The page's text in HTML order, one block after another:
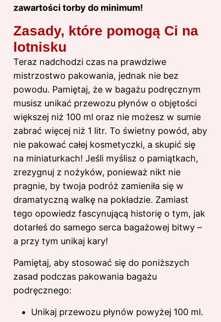
zawartości torby do minimum!
Zasady, które pomogą Ci na
lotnisku
Teraz nadchodzi czas na prawdziwe
mistrzostwo pakowania, jednak nie bez
powodu. Pamiętaj, że w bagażu podręcznym
musisz unikać przewozu płynów o objętości
większej niż 100 ml oraz nie możesz w sumie
zabrać więcej niż 1 litr. To świetny powód, aby
nie pakować całej kosmetyczki, a skupić się
na miniaturkach! Jeśli myślisz o pamiątkach,
zrezygnuj z nożyków, ponieważ nikt nie
pragnie, by twoja podróż zamieniła się w
dramatyczną walkę na pokładzie. Zamiast
tego opowiedz fascynującą historię o tym, jak
dotarłeś do samego serca bagażowej bitwy –
a przy tym unikaj kary!
Pamiętaj, aby stosować się do poniższych
zasad podczas pakowania bagażu
podręcznego:
Unikaj przewozu płynów powyżej 100 ml.